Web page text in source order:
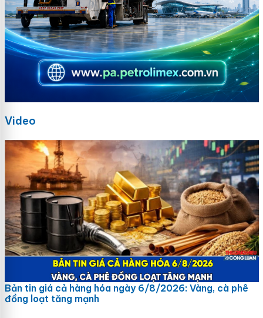
Video
Bản tin giá cả hàng hóa ngày 6/8/2026: Vàng, cà phê
đồng loạt tăng mạnh